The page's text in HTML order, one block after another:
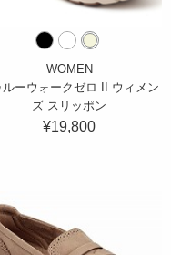
WOMEN
ルーウォークゼロ II ウィメン
ズ スリッポン
¥19,800